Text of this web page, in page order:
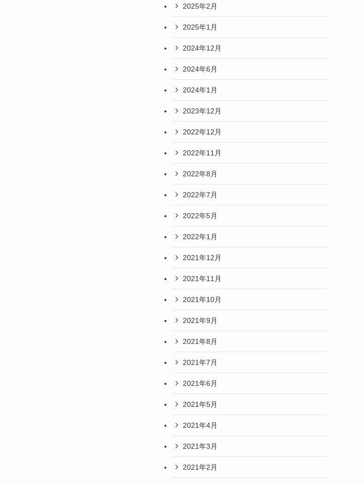
2025年2月
2025年1月
2024年12月
2024年6月
2024年1月
2023年12月
2022年12月
2022年11月
2022年8月
2022年7月
2022年5月
2022年1月
2021年12月
2021年11月
2021年10月
2021年9月
2021年8月
2021年7月
2021年6月
2021年5月
2021年4月
2021年3月
2021年2月